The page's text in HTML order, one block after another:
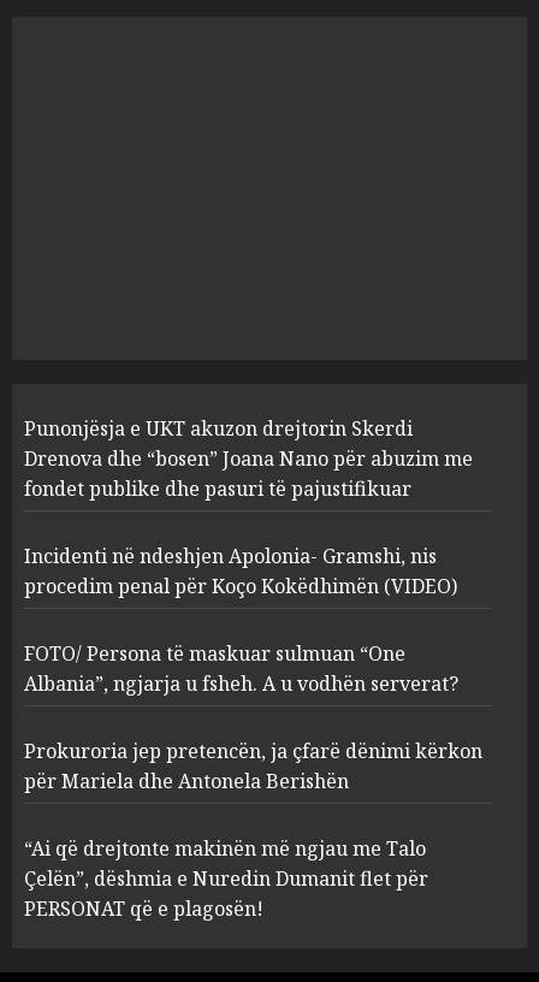
3
sulmuan “One Albania”,
ngjarja u fsheh. A u vodhën
serverat?
MARCH 25, 2025
4
Prokuroria jep pretencën, ja
çfarë dënimi kërkon për
Mariela dhe Antonela
Berishën
5
“Ai që drejtonte makinën më
ngjau me Talo Çelën”,
flet për PERSONAT që e
plagosën!
MARCH 25, 2025
Punonjësja e UKT akuzon drejtorin Skerdi
Drenova dhe “bosen” Joana Nano për abuzim me
fondet publike dhe pasuri të pajustifikuar
Incidenti në ndeshjen Apolonia- Gramshi, nis
procedim penal për Koço Kokëdhimën (VIDEO)
FOTO/ Persona të maskuar sulmuan “One
Albania”, ngjarja u fsheh. A u vodhën serverat?
Prokuroria jep pretencën, ja çfarë dënimi kërkon
për Mariela dhe Antonela Berishën
“Ai që drejtonte makinën më ngjau me Talo
Çelën”, dëshmia e Nuredin Dumanit flet për
PERSONAT që e plagosën!